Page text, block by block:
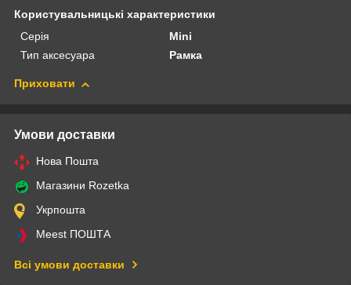
Користувальницькі характеристики
Серія
Mini
Тип аксесуара
Рамка
Приховати
Умови доставки
Нова Пошта
Магазини Rozetka
Укрпошта
Meest ПОШТА
Всі умови доставки